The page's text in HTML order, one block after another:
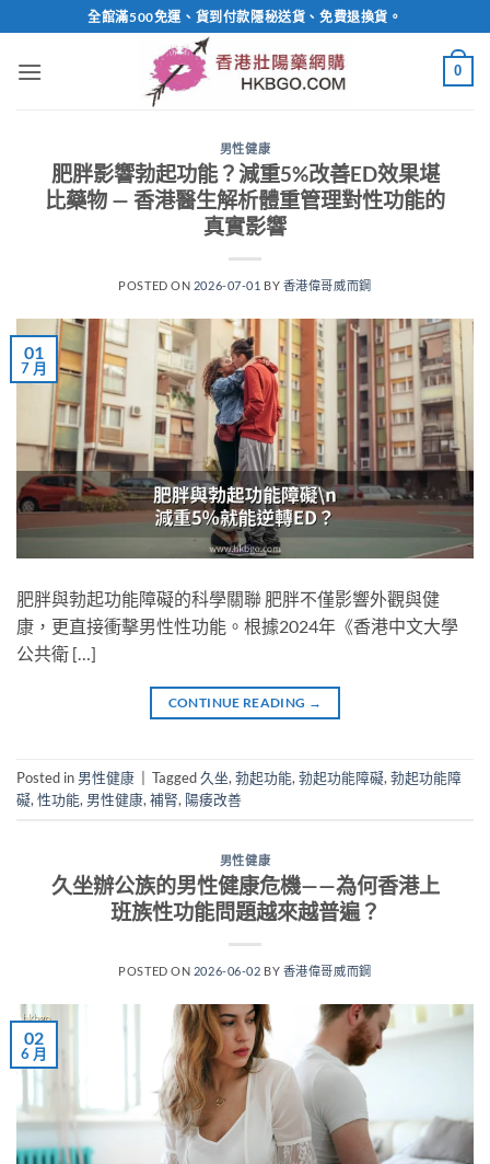
to
content
全館滿500免運、貨到付款隱秘送貨、免費退換貨。
0
男性健康
肥胖影響勃起功能？減重5%改善ED效果堪
比藥物 — 香港醫生解析體重管理對性功能的
真實影響
POSTED ON 2026-07-01 BY 香港偉哥威而鋼
01
7 月
肥胖與勃起功能障礙的科學關聯 肥胖不僅影響外觀與健
康，更直接衝擊男性性功能。根據2024年《香港中文大學
公共衛 […]
CONTINUE READING →
Posted in 男性健康 Tagged久坐,勃起功能,勃起功能障礙,勃起功能障
礙,性功能, 男性健康,補腎, 陽痿改善
男性健康
久坐辦公族的男性健康危機——為何香港上
班族性功能問題越來越普遍？
POSTED ON 2026-06-02 BY 香港偉哥威而鋼
02
6 月